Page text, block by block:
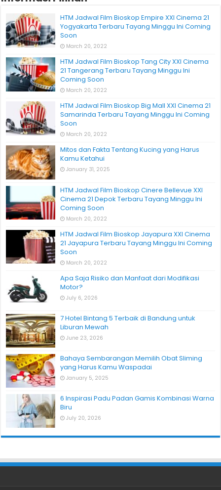
HTM Jadwal Film Bioskop Empire XXI Cinema 21
Yogyakarta Terbaru Tayang Minggu Ini Coming
Soon
March 20, 2022
HTM Jadwal Film Bioskop Tang City XXI Cinema
21 Tangerang Terbaru Tayang Minggu Ini
Coming Soon
March 20, 2022
HTM Jadwal Film Bioskop Big Mall XXI Cinema 21
Samarinda Terbaru Tayang Minggu Ini Coming
Soon
March 20, 2022
Mitos dan Fakta Tentang Kucing yang Harus
Kamu Ketahui
January 31, 2025
HTM Jadwal Film Bioskop Cinere Bellevue XXI
Cinema 21 Depok Terbaru Tayang Minggu Ini
Coming Soon
March 20, 2022
HTM Jadwal Film Bioskop Jayapura XXI Cinema
21 Jayapura Terbaru Tayang Minggu Ini Coming
Soon
March 20, 2022
Apa Saja Risiko dan Manfaat dari Modifikasi
Motor?
July 6, 2026
7 Hotel Bintang 5 Terbaik di Bandung untuk
Liburan Mewah
June 23, 2026
Bahaya Sembarangan Memilih Obat Sliming
yang Harus Kamu Waspadai
January 5, 2025
6 Inspirasi Padu Padan Gamis Kombinasi Warna
Biru
July 20, 2026